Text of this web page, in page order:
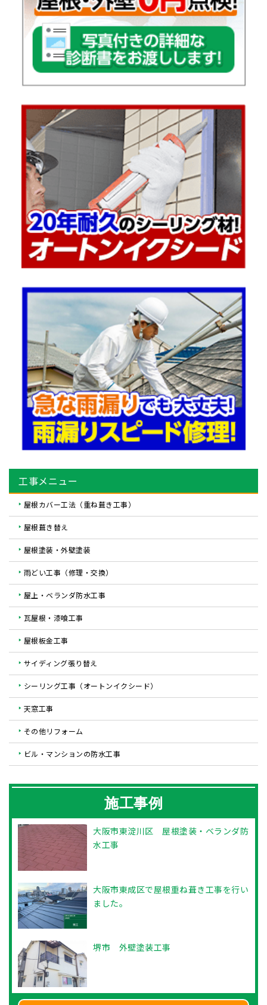
工事メニュー
屋根カバー工法（重ね葺き工事）
屋根葺き替え
屋根塗装・外壁塗装
雨どい工事（修理・交換）
屋上・ベランダ防水工事
瓦屋根・漆喰工事
屋根板金工事
サイディング張り替え
シーリング工事（オートンイクシード）
天窓工事
その他リフォーム
ビル・マンションの防水工事
施工事例
大阪市東淀川区 屋根塗装・ベランダ防
水工事
大阪市東成区で屋根重ね葺き工事を行い
ました。
堺市 外壁塗装工事